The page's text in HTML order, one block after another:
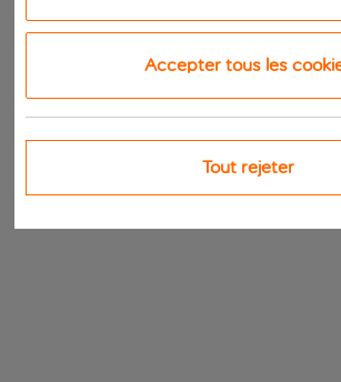
Accepter tous les
Tout rejeter